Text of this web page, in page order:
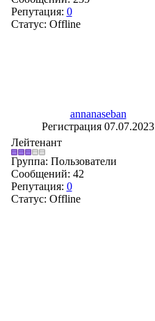
Репутация: 0
Статус: Offline
annanaseban
Регистрация 07.07.2023
Лейтенант
Группа: Пользователи
Сообщений: 42
Репутация: 0
Статус: Offline